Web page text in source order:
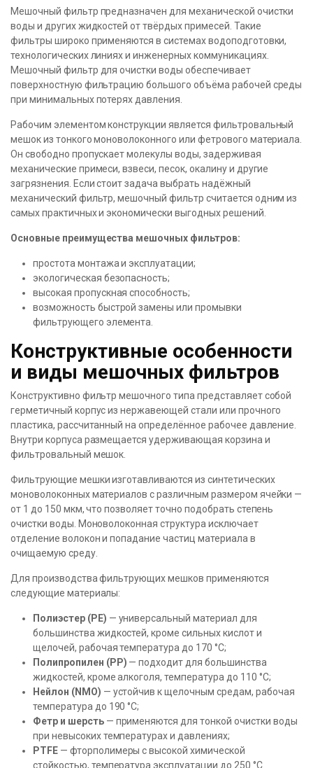
Мешочный фильтр предназначен для механической очистки
воды и других жидкостей от твёрдых примесей. Такие
фильтры широко применяются в системах водоподготовки,
технологических линиях и инженерных коммуникациях.
Мешочный фильтр для очистки воды обеспечивает
поверхностную фильтрацию большого объёма рабочей среды
при минимальных потерях давления.
Рабочим элементом конструкции является фильтровальный
мешок из тонкого моноволоконного или фетрового материала.
Он свободно пропускает молекулы воды, задерживая
механические примеси, взвеси, песок, окалину и другие
загрязнения. Если стоит задача выбрать надёжный
механический фильтр, мешочный фильтр считается одним из
самых практичных и экономически выгодных решений.
Основные преимущества мешочных фильтров:
простота монтажа и эксплуатации;
экологическая безопасность;
высокая пропускная способность;
возможность быстрой замены или промывки
фильтрующего элемента.
Конструктивные особенности
и виды мешочных фильтров
Конструктивно фильтр мешочного типа представляет собой
герметичный корпус из нержавеющей стали или прочного
пластика, рассчитанный на определённое рабочее давление.
Внутри корпуса размещается удерживающая корзина и
фильтровальный мешок.
Фильтрующие мешки изготавливаются из синтетических
моноволоконных материалов с различным размером ячейки —
от 1 до 150 мкм, что позволяет точно подобрать степень
очистки воды. Моноволоконная структура исключает
отделение волокон и попадание частиц материала в
очищаемую среду.
Для производства фильтрующих мешков применяются
следующие материалы:
Полиэстер (PE) — универсальный материал для
большинства жидкостей, кроме сильных кислот и
щелочей, рабочая температура до 170 °C;
Полипропилен (PP) — подходит для большинства
жидкостей, кроме алкоголя, температура до 110 °C;
Нейлон (NMO) — устойчив к щелочным средам, рабочая
температура до 190 °C;
Фетр и шерсть— применяются для тонкой очистки воды
при невысоких температурах и давлениях;
PTFE— фторполимеры с высокой химической
стойкостью, температура эксплуатации до 250 °C.